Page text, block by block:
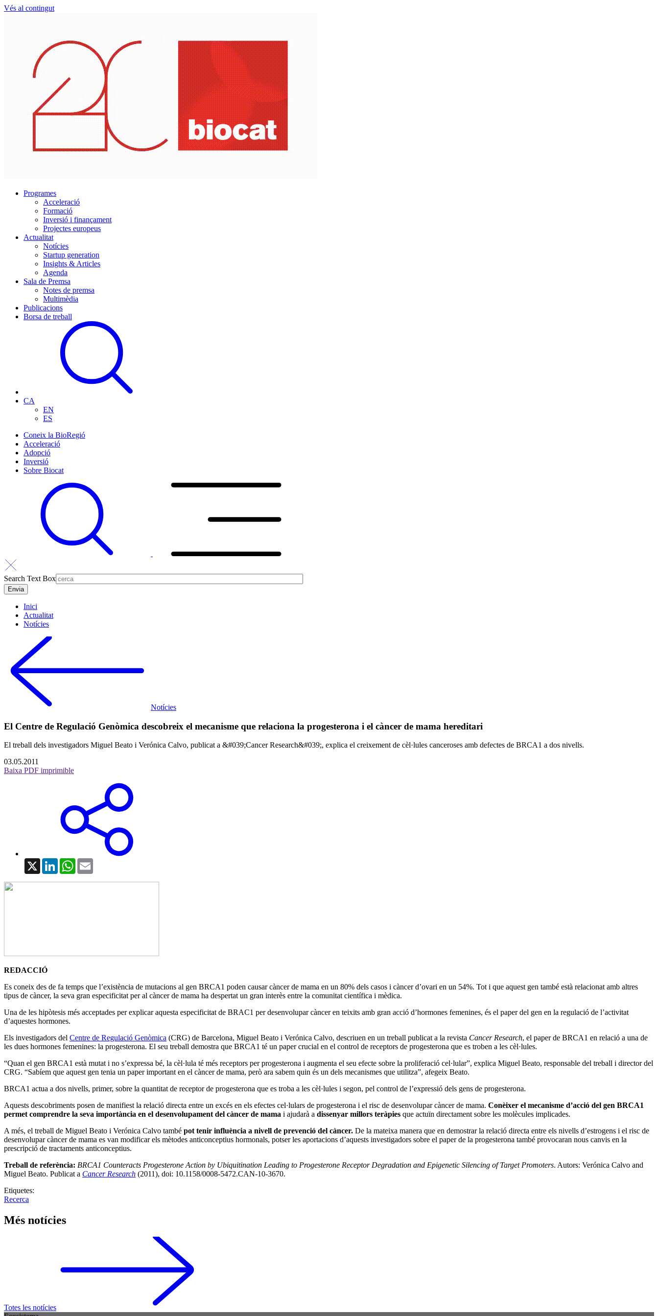
Vés al contingut
Programes
Acceleració
Formació
Inversió i finançament
Projectes europeus
Actualitat
Notícies
Startup generation
Insights & Articles
Agenda
Sala de Premsa
Notes de premsa
Multimèdia
Publicacions
Borsa de treball
CA
EN
ES
Coneix la BioRegió
Acceleració
Adopció
Inversió
Sobre Biocat
Search Text Box
Inici
Actualitat
Notícies
Notícies
El Centre de Regulació Genòmica descobreix el mecanisme que relaciona la progesterona i el càncer de mama hereditari
El treball dels investigadors Miguel Beato i Verónica Calvo, publicat a &#039;Cancer Research&#039;, explica el creixement de cèl·lules canceroses amb defectes de BRCA1 a dos nivells.
03.05.2011
Baixa PDF imprimible
X LinkedInWhatsApp
REDACCIÓ
Es coneix des de fa temps que l’existència de mutacions al gen BRCA1 poden causar càncer de mama en un 80% dels casos i càncer d’ovari en un 54%. Tot i que aquest gen també està relacionat amb altres
tipus de càncer, la seva gran especificitat per al càncer de mama ha despertat un gran interès entre la comunitat científica i mèdica.
Una de les hipòtesis més acceptades per explicar aquesta especificitat de BRAC1 per desenvolupar càncer en teixits amb gran acció d’hormones femenines, és el paper del gen en la regulació de l’activitat
d’aquestes hormones.
Els investigadors del Centre de Regulació Genòmica (CRG) de Barcelona, Miguel Beato i Verónica Calvo, descriuen en un treball publicat a la revista Cancer Research, el paper de BRCA1 en relació a una de
les dues hormones femenines: la progesterona. El seu treball demostra que BRCA1 té un paper crucial en el control de receptors de progesterona que es troben a les cèl·lules.
“Quan el gen BRCA1 està mutat i no s’expressa bé, la cèl·lula té més receptors per progesterona i augmenta el seu efecte sobre la proliferació cel·lular”, explica Miguel Beato, responsable del treball i director del
CRG. “Sabíem que aquest gen tenia un paper important en el càncer de mama, però ara sabem quin és un dels mecanismes que utilitza”, afegeix Beato.
BRCA1 actua a dos nivells, primer, sobre la quantitat de receptor de progesterona que es troba a les cèl·lules i segon, pel control de l’expressió dels gens de progesterona.
Aquests descobriments posen de manifiest la relació directa entre un excés en els efectes cel·lulars de progesterona i el risc de desenvolupar càncer de mama. Conèixer el mecanisme d’acció del gen BRCA1
permet comprendre la seva importància en el desenvolupament del càncer de mama i ajudarà a dissenyar millors teràpies que actuïn directament sobre les molècules implicades.
A més, el treball de Miguel Beato i Verónica Calvo també pot tenir influència a nivell de prevenció del càncer. De la mateixa manera que en demostrar la relació directa entre els nivells d’estrogens i el risc de
desenvolupar càncer de mama es van modificar els mètodes anticonceptius hormonals, potser les aportacions d’aquests investigadors sobre el paper de la progesterona també provocaran nous canvis en la
prescripció de tractaments anticonceptius.
Treball de referència: BRCA1 Counteracts Progesterone Action by Ubiquitination Leading to Progesterone Receptor Degradation and Epigenetic Silencing of Target Promoters. Autors: Verónica Calvo and
Miguel Beato. Publicat a Cancer Research (2011), doi: 10.1158/0008-5472.CAN-10-3670.
Etiquetes:
Recerca
Més notícies
Totes les notícies